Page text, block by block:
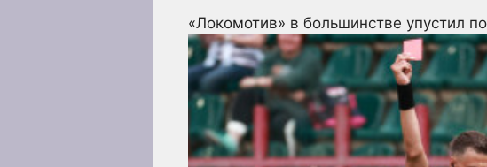
«Локомотив» в большинстве упустил